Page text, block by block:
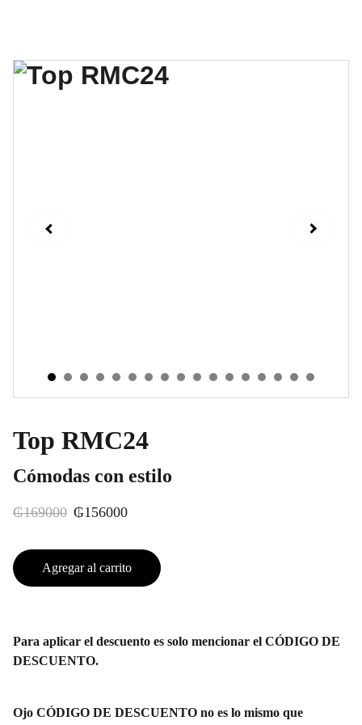
Top RMC24
Cómodas con estilo
₲169000 ₲156000
Agregar al carrito
Para aplicar el descuento es solo mencionar el CÓDIGO DE
DESCUENTO.
Ojo CÓDIGO DE DESCUENTO no es lo mismo que